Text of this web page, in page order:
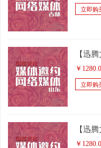
立即购
【迅
￥
立即购
【迅
￥